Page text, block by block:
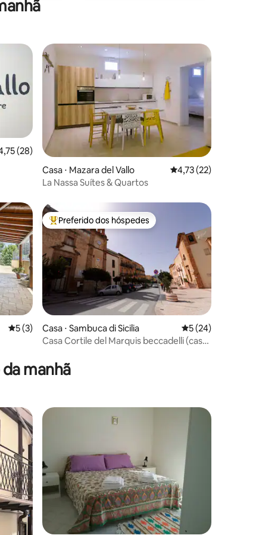
de uma avaliação média de 5, 28 avaliações
(28)
Casa ⋅ Mazara del Vallo 4,73 de uma
4,73 (22)
La Nassa Suítes & Quartos
5 de uma avaliação média de 5, 3 avaliações
5 (3)
Entre os melhores preferidos dos hóspedes
Preferido dos hóspedes
Casa ⋅ Sambuca di Sicilia 5 de uma
5 (24)
Casa Cortile del Marquis beccadelli (casa
manhã